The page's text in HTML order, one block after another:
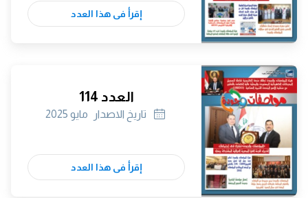
إقرأ فى هذا العدد
العدد 114
تاريخ الاصدار مايو 2025
إقرأ فى هذا العدد